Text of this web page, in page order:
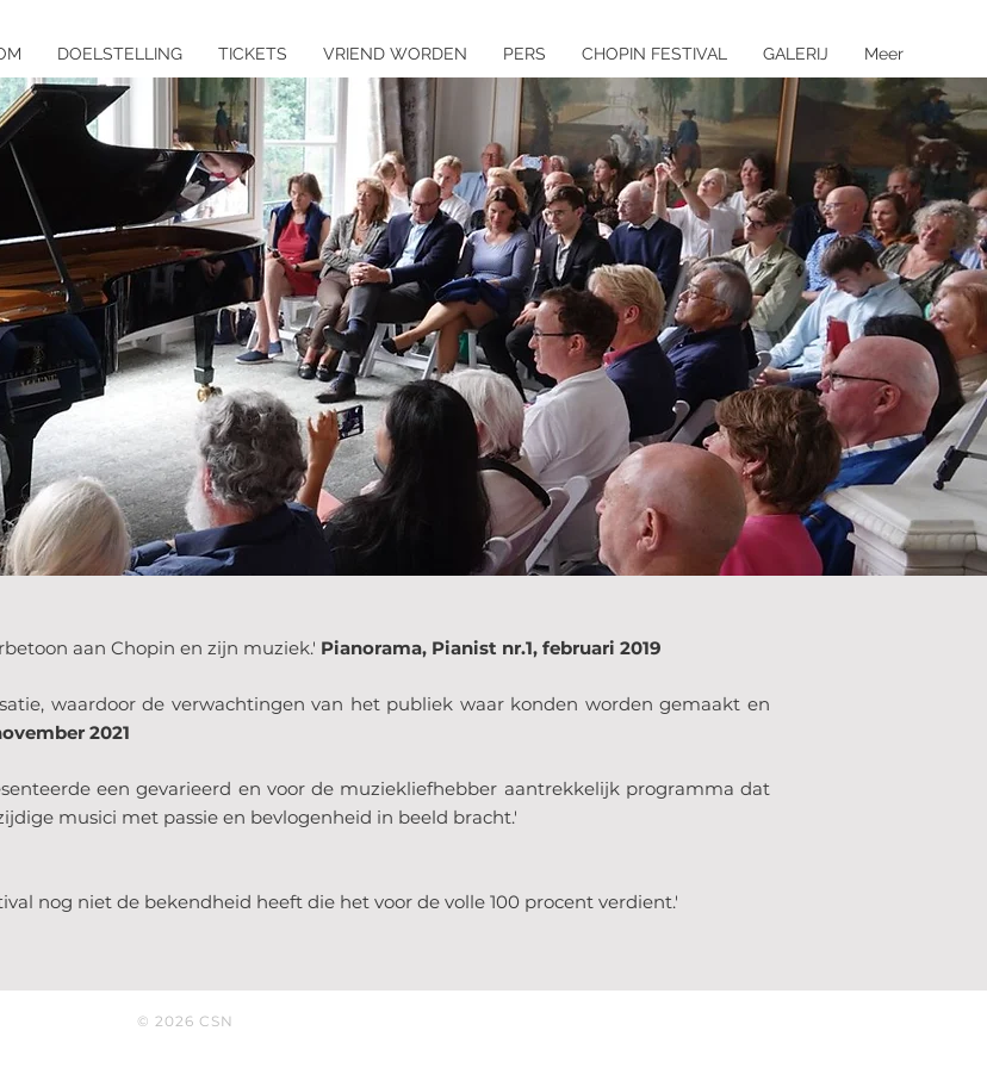
DOELSTELLING TICKETS VRIEND WORDEN PERS CHOPIN FESTIVAL GALERIJ Meer
aan Chopin en zijn muziek.' Pianorama, Pianist nr.1, februari 2019
waardoor de verwachtingen van het publiek waar konden worden gemaakt en
2021
een gevarieerd en voor de muziekliefhebber aantrekkelijk programma dat
musici met passie en bevlogenheid in beeld bracht.'
nog niet de bekendheid heeft die het voor de volle 100 procent verdient.'
© 2026 CSN